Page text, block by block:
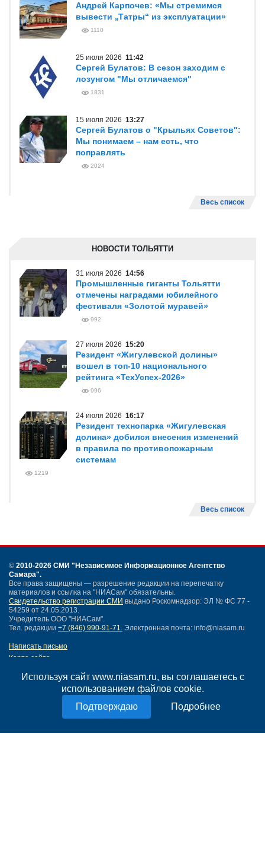
Используя сайт www.niasam.ru, вы соглашаетесь с
использованием файлов cookie.
Подробнее
Андрей Карпочев: «Мы стремимся
вывести „Татры“ из эксплуатации»
1110
25 июля 2026 11:42
Сергей Булатов: В сезон заходим с
лозунгом "Мы отличаемся"
1831
15 июля 2026 13:27
Сергей Булатов о "Крыльях Советов":
Мы понимаем – нам есть, что
поправлять
2024
Весь список
НОВОСТИ ТОЛЬЯТТИ
31 июля 2026 14:56
Промышленные гиганты Тольятти
отмечены наградами юбилейного
фестиваля «Золотой муравей»
992
27 июля 2026 15:20
Резидент «Жигулевской долины»
вошел в топ-10 национального
рейтинга «ТехУспех-2026»
996
24 июля 2026 16:17
Резидент технопарка «Жигулевская
долина» добился внесения изменений
в правила по противопожарным
системам
1219
Весь список
© 2010-2026 СМИ "Независимое Информационное Агентство
Самара".
Все права защищены — разрешение редакции на перепечатку
материалов и ссылка на "НИАСам" обязательны.
Свидетельство регистрации СМИ выдано Роскомнадзор: ЭЛ № ФС 77 -
54259 от 24.05.2013.
Учредитель ООО "НИАСам".
Тел. редакции +7 (846) 990-91-71. Электронная почта: info@niasam.ru
Написать письмо
Карта сайта
Политика конфиденциальности
Согласие на обработку персональных данных